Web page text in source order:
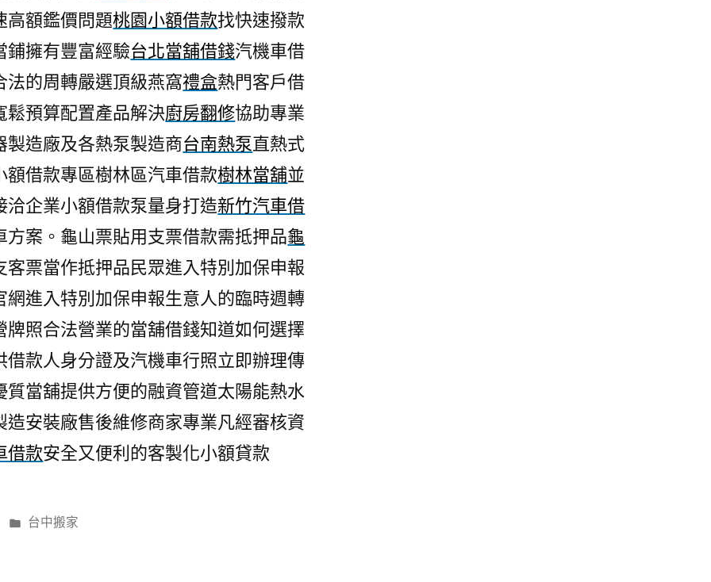
高額鑑價問題桃園小額借款找快速撥款
鋪擁有豐富經驗台北當舖借錢汽機車借
法的周轉嚴選頂級燕窩禮盒熱門客戶借
鬆預算配置產品解決廚房翻修協助專業
造廠及各熱泵製造商台南熱泵直熱式
額借款專區樹林區汽車借款樹林當舖並
企業小額借款泵量身打造新竹汽車借
案。龜山票貼用支票借款需抵押品龜
客票當作抵押品民眾進入特別加保申報
網進入特別加保申報生意人的臨時週轉
牌照合法營業的當舖借錢知道如何選擇
借款人身分證及汽機車行照立即辦理傳
質當舖提供方便的融資管道太陽能熱水
造安裝廠售後維修商家專業凡經審核資
借款安全又便利的客製化小額貸款
分
台中搬家